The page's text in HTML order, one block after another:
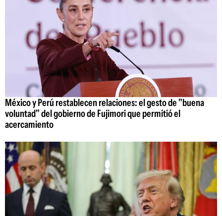
México y Perú restablecen relaciones: el gesto de "buena
voluntad" del gobierno de Fujimori que permitió el
acercamiento